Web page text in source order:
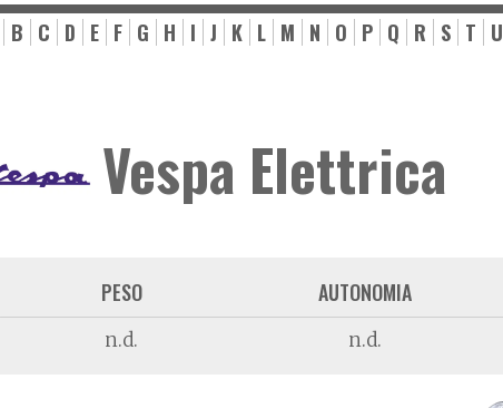
B C D E F G H I J K L M N O P Q R S T U
Vespa Elettrica
PESO
n.d.
AUTONOMIA
n.d.